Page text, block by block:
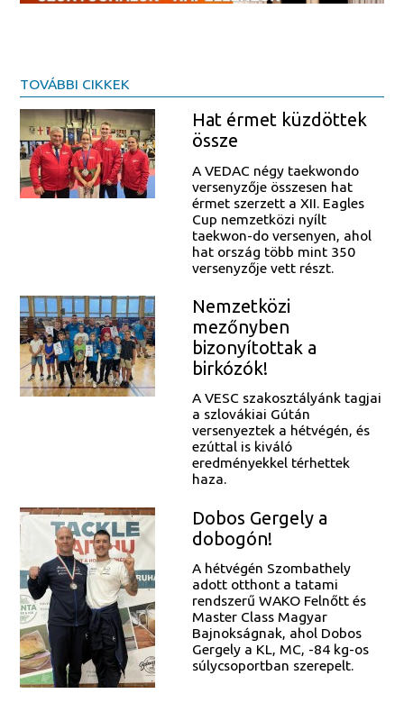
TOVÁBBI CIKKEK
Hat érmet küzdöttek
össze
A VEDAC négy taekwondo
versenyzője összesen hat
érmet szerzett a XII. Eagles
Cup nemzetközi nyílt
taekwon-do versenyen, ahol
hat ország több mint 350
versenyzője vett részt.
Nemzetközi
mezőnyben
bizonyítottak a
birkózók!
A VESC szakosztályánk tagjai
a szlovákiai Gútán
versenyeztek a hétvégén, és
ezúttal is kiváló
eredményekkel térhettek
haza.
Dobos Gergely a
dobogón!
A hétvégén Szombathely
adott otthont a tatami
rendszerű WAKO Felnőtt és
Master Class Magyar
Bajnokságnak, ahol Dobos
Gergely a KL, MC, -84 kg-os
súlycsoportban szerepelt.